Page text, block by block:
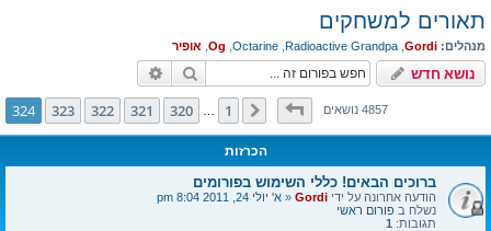
תאורים למשחקים
מנהלים: Gordi
Radioactive Grandpa
Octarine
Og אופיר
נושא חדש חיפוש
4857 נושאים
דף324מתוך 324 הקודם 1
320
321
322
323
324
הכרזות
ברוכים הבאים! כללי השימוש בפורומים
הודעה אחרונה על ידי Gordi
« א' יולי 24, 2011 8:04 pm
נשלח ב פורום ראשי
תגובות: 1